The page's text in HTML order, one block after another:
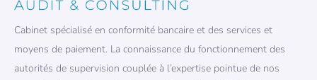
Cabinet spécialisé en conformité bancaire et des services et
moyens de paiement. La connaissance du fonctionnement des
autorités de supervision couplée à l’expertise pointue de nos